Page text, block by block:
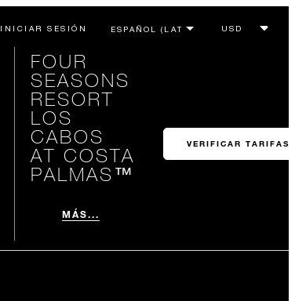
INICIAR SESIÓN
FOUR
SEASONS
RESORT
LOS
CABOS
AT COSTA
PALMAS™
MÁS...
VERIFICAR TARIFAS